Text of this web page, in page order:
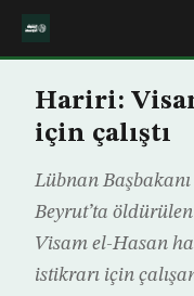
Hariri:
için çalıştı
Lübnan
Beyrut’ta
Visam el-Hasan
istikrarı için